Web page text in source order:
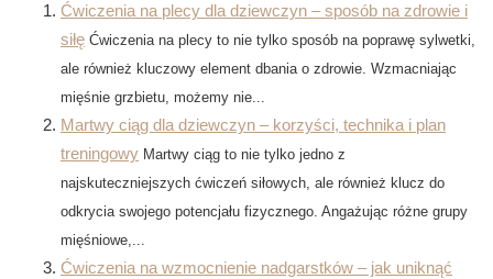
Ćwiczenia na plecy dla dziewczyn – sposób na zdrowie i
siłę Ćwiczenia na plecy to nie tylko sposób na poprawę sylwetki,
ale również kluczowy element dbania o zdrowie. Wzmacniając
mięśnie grzbietu, możemy nie...
Martwy ciąg dla dziewczyn – korzyści, technika i plan
treningowy Martwy ciąg to nie tylko jedno z
najskuteczniejszych ćwiczeń siłowych, ale również klucz do
odkrycia swojego potencjału fizycznego. Angażując różne grupy
mięśniowe,...
Ćwiczenia na wzmocnienie nadgarstków – jak uniknąć